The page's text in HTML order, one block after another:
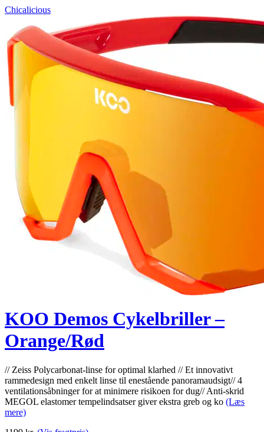
Chicalicious
KOO Demos Cykelbriller –
Orange/Rød
// Zeiss Polycarbonat-linse for optimal klarhed // Et innovativt
rammedesign med enkelt linse til enestående panoramaudsigt// 4
ventilationsåbninger for at minimere risikoen for dug// Anti-skrid
MEGOL elastomer tempelindsatser giver ekstra greb og ko (Læs
mere)